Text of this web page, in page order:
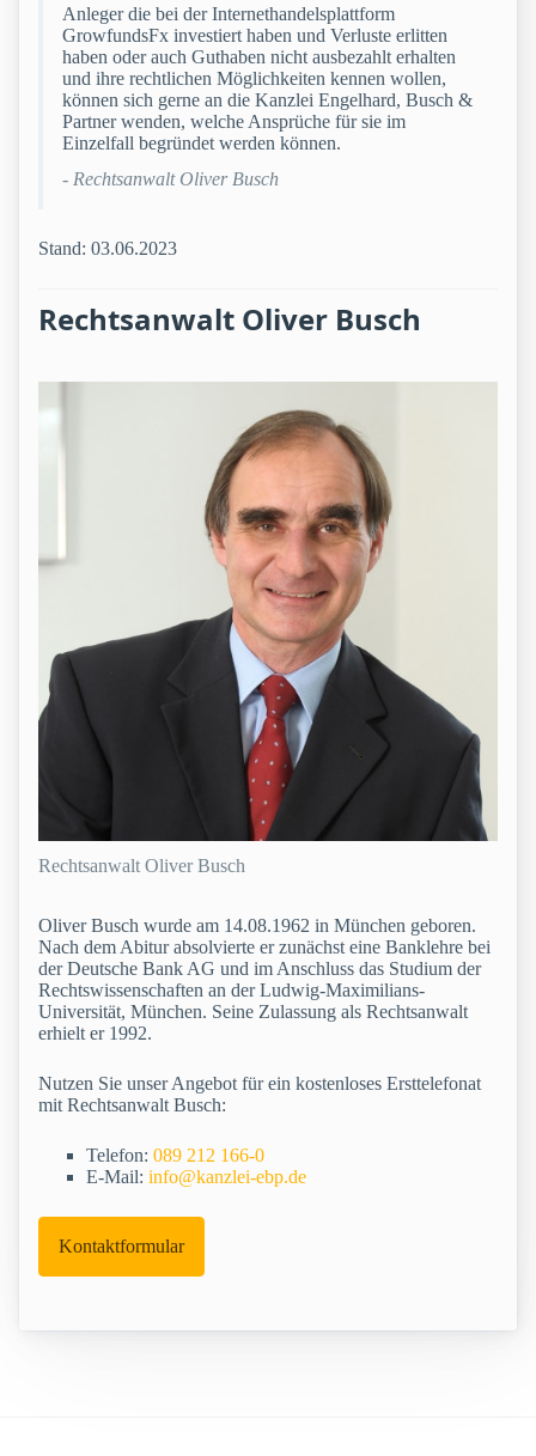
Anleger die bei der Internethandelsplattform
GrowfundsFx investiert haben und Verluste erlitten
haben oder auch Guthaben nicht ausbezahlt erhalten
und ihre rechtlichen Möglichkeiten kennen wollen,
können sich gerne an die Kanzlei Engelhard, Busch &
Partner wenden, welche Ansprüche für sie im
Einzelfall begründet werden können.
- Rechtsanwalt Oliver Busch
Stand: 03.06.2023
Rechtsanwalt Oliver Busch
Rechtsanwalt Oliver Busch
Oliver Busch wurde am 14.08.1962 in München geboren.
Nach dem Abitur absolvierte er zunächst eine Banklehre bei
der Deutsche Bank AG und im Anschluss das Studium der
Rechtswissenschaften an der Ludwig-Maximilians-
Universität, München. Seine Zulassung als Rechtsanwalt
erhielt er 1992.
Nutzen Sie unser Angebot für ein kostenloses Ersttelefonat
mit Rechtsanwalt Busch:
Telefon: 089 212 166-0
E-Mail: info@kanzlei-ebp.de
Kontaktformular